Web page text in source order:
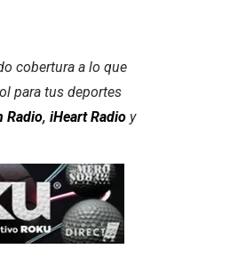
cobertura a lo que
para tus deportes
Radio, iHeart Radio y